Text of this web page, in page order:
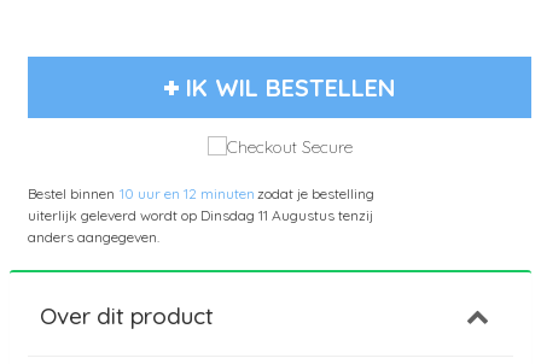
IK WIL BESTELLEN
Bestel binnen 10 uur en 12 minutenzodat je bestelling
uiterlijk geleverd wordt op Dinsdag 11 Augustus tenzij
anders aangegeven.
Over dit product